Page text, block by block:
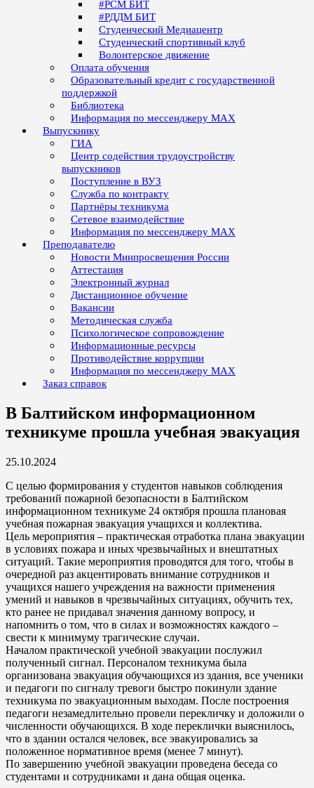
#РСМ БИТ
#РДДМ БИТ
Студенческий Медиацентр
Студенческий спортивный клуб
Волонтерское движение
Оплата обучения
Образовательный кредит с государственной
поддержкой
Библиотека
Информация по мессенджеру MAX
Выпускнику
ГИА
Центр содействия трудоустройству
выпускников
Поступление в ВУЗ
Служба по контракту
Партнёры техникума
Сетевое взаимодействие
Информация по мессенджеру MAX
Преподавателю
Новости Минпросвещения России
Аттестация
Электронный журнал
Дистанционное обучение
Вакансии
Методическая служба
Психологическое сопровождение
Информационные ресурсы
Противодействие коррупции
Информация по мессенджеру MAX
Заказ справок
В Балтийском информационном
техникуме прошла учебная эвакуация
25.10.2024
С целью формирования у студентов навыков соблюдения
требований пожарной безопасности в Балтийском
информационном техникуме 24 октября прошла плановая
учебная пожарная эвакуация учащихся и коллектива.
Цель мероприятия – практическая отработка плана эвакуации
в условиях пожара и иных чрезвычайных и внештатных
ситуаций. Такие мероприятия проводятся для того, чтобы в
очередной раз акцентировать внимание сотрудников и
учащихся нашего учреждения на важности применения
умений и навыков в чрезвычайных ситуациях, обучить тех,
кто ранее не придавал значения данному вопросу, и
напомнить о том, что в силах и возможностях каждого –
свести к минимуму трагические случаи.
Началом практической учебной эвакуации послужил
полученный сигнал. Персоналом техникума была
организована эвакуация обучающихся из здания, все ученики
и педагоги по сигналу тревоги быстро покинули здание
техникума по эвакуационным выходам. После построения
педагоги незамедлительно провели перекличку и доложили о
численности обучающихся. В ходе переклички выяснилось,
что в здании остался человек, все эвакуировались за
положенное нормативное время (менее 7 минут).
По завершению учебной эвакуации проведена беседа со
студентами и сотрудниками и дана общая оценка.